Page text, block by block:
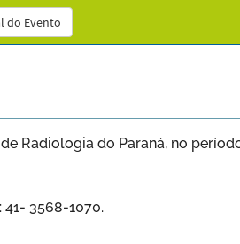
do Evento
Radiologia do Paraná, no
3568-1070.